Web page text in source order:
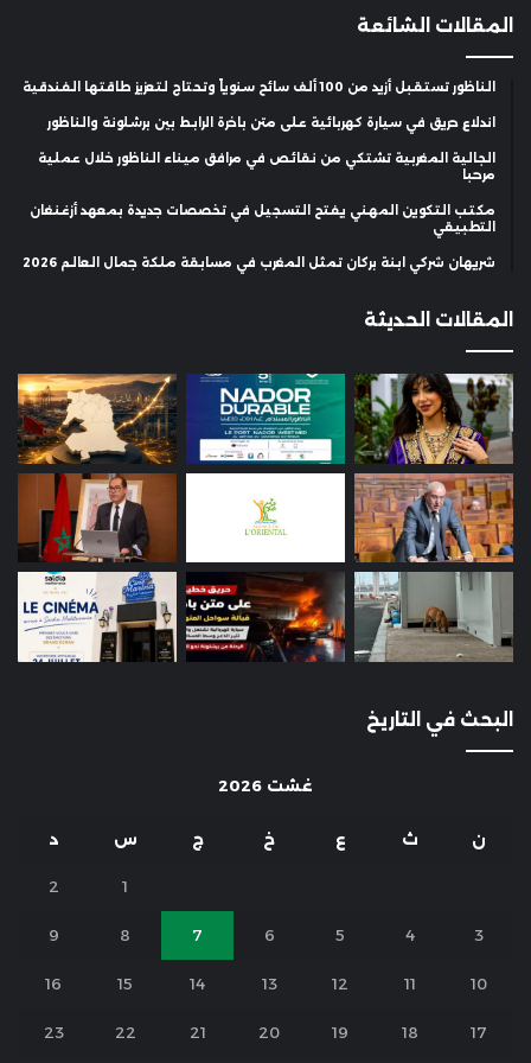
المقالات الشائعة
الناظور تستقبل أزيد من 100 ألف سائح سنوياً وتحتاج لتعزيز طاقتها الفندقية
اندلاع حريق في سيارة كهربائية على متن باخرة الرابط بين برشلونة والناظور
الجالية المغربية تشتكي من نقائص في مرافق ميناء الناظور خلال عملية
مرحبا
مكتب التكوين المهني يفتح التسجيل في تخصصات جديدة بمعهد أزغنغان
التطبيقي
شريهان شركي ابنة بركان تمثل المغرب في مسابقة ملكة جمال العالم 2026
المقالات الحديثة
البحث في التاريخ
غشت 2026
ن ث ع خ ج س د
1
2
3
4
5
6
7
8
9
10
11
12
13
14
15
16
17
18
19
20
21
22
23